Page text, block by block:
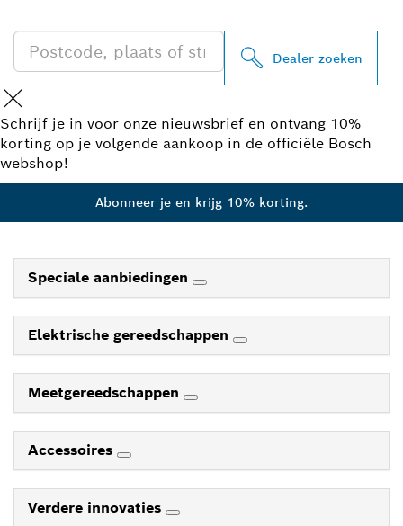
Dealer zoeken
Schrijf je in voor onze nieuwsbrief en ontvang 10%
korting op je volgende aankoop in de officiële Bosch
webshop!
Abonneer je en krijg 10% korting.
Speciale aanbiedingen
Elektrische gereedschappen
Meetgereedschappen
Accessoires
Verdere innovaties